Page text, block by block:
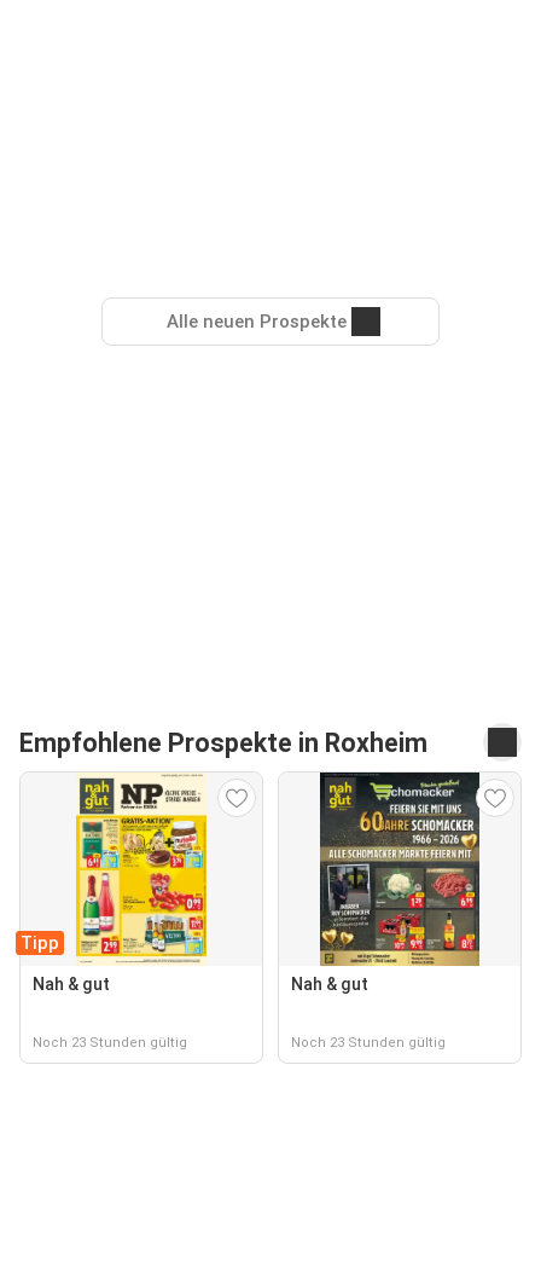
Alle neuen Prospekte
Empfohlene Prospekte in Roxheim
Tipp
Nah & gut
Noch 23 Stunden gültig
Nah & gut
Noch 23 Stunden gültig